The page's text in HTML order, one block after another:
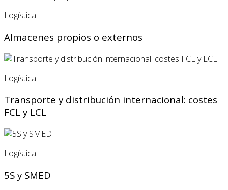
Logística
Almacenes propios o externos
Logística
Transporte y distribución internacional: costes
FCL y LCL
Logística
5S y SMED